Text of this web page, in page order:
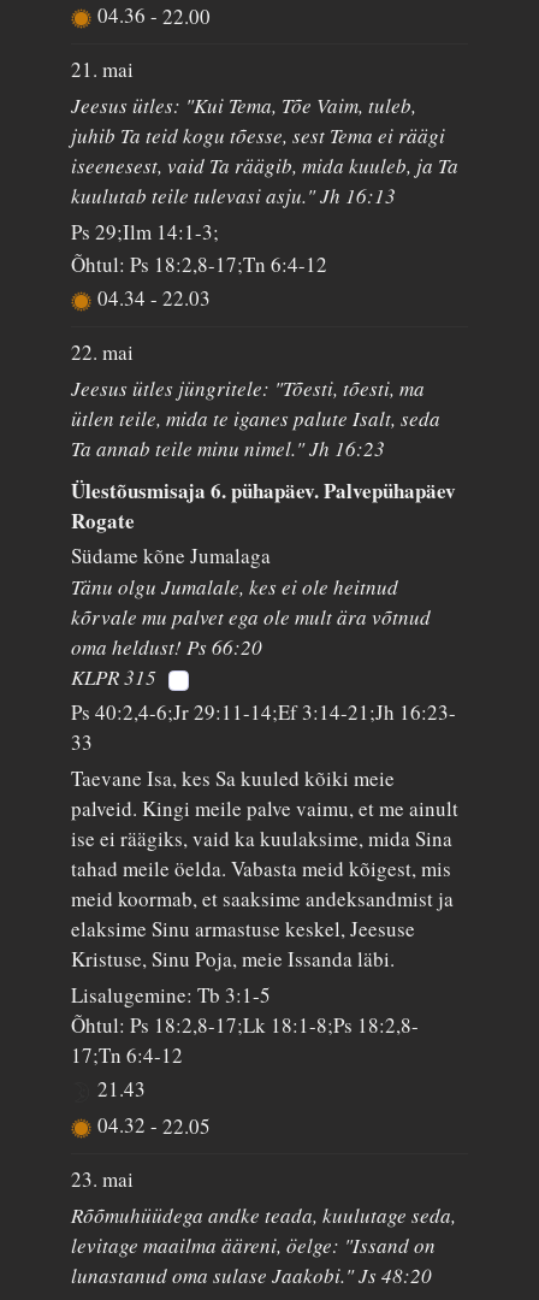
04.36-22.00
21. mai
Jeesus ütles: "Kui Tema, Tõe Vaim, tuleb,
juhib Ta teid kogu tõesse, sest Tema ei räägi
iseenesest, vaid Ta räägib, mida kuuleb, ja Ta
kuulutab teile tulevasi asju." Jh 16:13
Ps 29;Ilm 14:1-3;
Õhtul: Ps 18:2,8-17;Tn 6:4-12
04.34-22.03
22. mai
Jeesus ütles jüngritele: "Tõesti, tõesti, ma
ütlen teile, mida te iganes palute Isalt, seda
Ta annab teile minu nimel." Jh 16:23
Ülestõusmisaja 6. pühapäev. Palvepühapäev
Rogate
Südame kõne Jumalaga
Tänu olgu Jumalale, kes ei ole heitnud
kõrvale mu palvet ega ole mult ära võtnud
oma heldust! Ps 66:20
KLPR 315
Ps 40:2,4-6;Jr 29:11-14;Ef 3:14-21;Jh 16:23-
33
Taevane Isa, kes Sa kuuled kõiki meie
palveid. Kingi meile palve vaimu, et me ainult
ise ei räägiks, vaid ka kuulaksime, mida Sina
tahad meile öelda. Vabasta meid kõigest, mis
meid koormab, et saaksime andeksandmist ja
elaksime Sinu armastuse keskel, Jeesuse
Kristuse, Sinu Poja, meie Issanda läbi.
Lisalugemine: Tb 3:1-5
Õhtul: Ps 18:2,8-17;Lk 18:1-8;Ps 18:2,8-
17;Tn 6:4-12
21.43
04.32-22.05
23. mai
Rõõmuhüüdega andke teada, kuulutage seda,
levitage maailma ääreni, öelge: "Issand on
lunastanud oma sulase Jaakobi." Js 48:20